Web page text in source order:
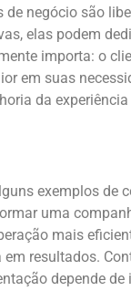
de negócio são
elas podem
importa: o
em suas
da
exemplos de
uma
mais
resultados.
depende de